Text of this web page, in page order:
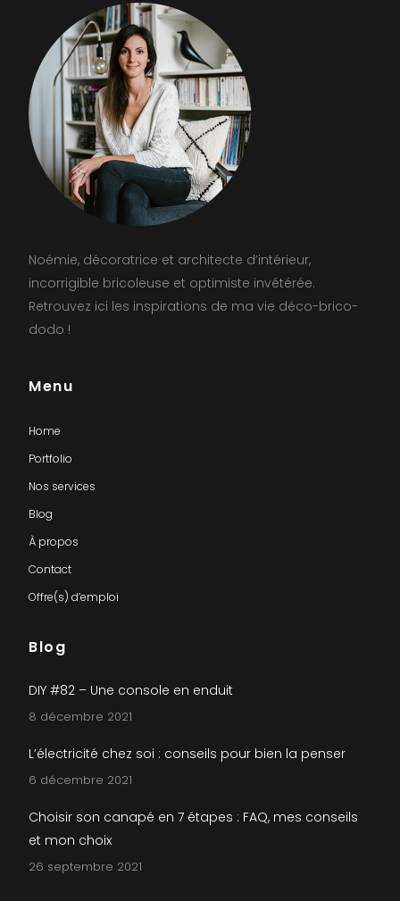
Noémie, décoratrice et architecte d’intérieur,
incorrigible bricoleuse et optimiste invétérée.
Retrouvez ici les inspirations de ma vie déco-brico-
dodo !
Menu
Home
Portfolio
Nos services
Blog
À propos
Contact
Offre(s) d’emploi
Blog
DIY #82 – Une console en enduit
8 décembre 2021
L’électricité chez soi : conseils pour bien la penser
6 décembre 2021
Choisir son canapé en 7 étapes : FAQ, mes conseils
et mon choix
26 septembre 2021